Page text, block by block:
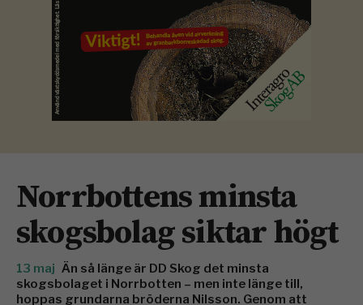
Norrbottens minsta
skogsbolag siktar högt
13 maj Än så länge är DD Skog det minsta
skogsbolaget i Norrbotten – men inte länge till,
hoppas grundarna bröderna Nilsson. Genom att